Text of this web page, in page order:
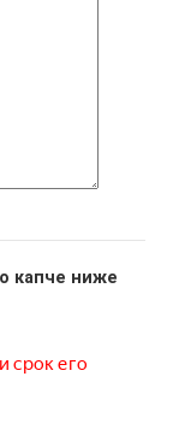
капче ниже